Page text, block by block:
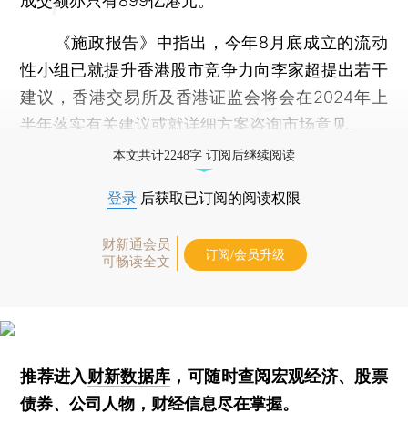
《施政报告》中指出，今年8月底成立的流动
性小组已就提升香港股市竞争力向李家超提出若干
建议，香港交易所及香港证监会将会在2024年上
半年落实有关建议或就详细方案咨询市场意见。
本文共计2248字 订阅后继续阅读
登录 后获取已订阅的阅读权限
财新通会员
可畅读全文
订阅/会员升级
推荐进入财新数据库 ，可随时查阅宏观经济、股票
债券、公司人物，财经信息尽在掌握。